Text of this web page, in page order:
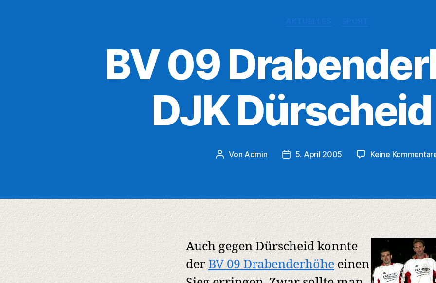
BV 09
DJK
Beitragsautor
Von Admin Veröffentlichungsdatum
5. April 2005 Keine
Auch gegen Dürscheid konnte
derBV 09 Drabenderhöhe einen